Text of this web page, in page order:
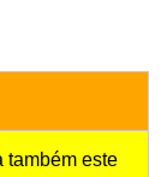
também este